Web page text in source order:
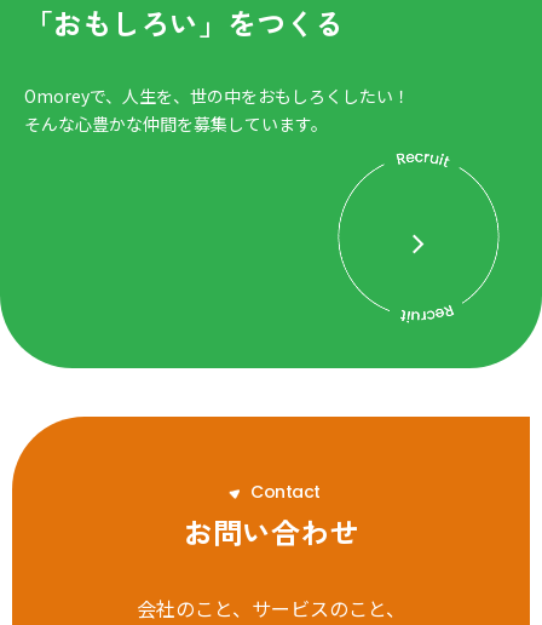
「おもしろい」をつくる
Omoreyで、人生を、世の中をおもしろくしたい！
そんな心豊かな仲間を募集しています。
Contact
お問い合わせ
会社のこと、サービスのこと、